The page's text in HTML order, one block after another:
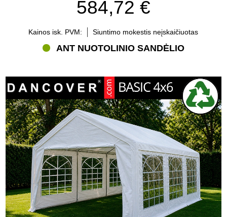
584,72 €
Kainos isk. PVM: Siuntimo mokestis neįskaičiuotas
ANT NUOTOLINIO SANDĖLIO